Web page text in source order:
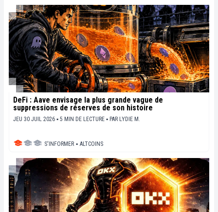
DeFi : Aave envisage la plus grande vague de
suppressions de réserves de son histoire
JEU 30 JUIL 2026 ▪ 5 MIN DE LECTURE ▪ PAR LYDIE M.
S'INFORMER ▪ ALTCOINS